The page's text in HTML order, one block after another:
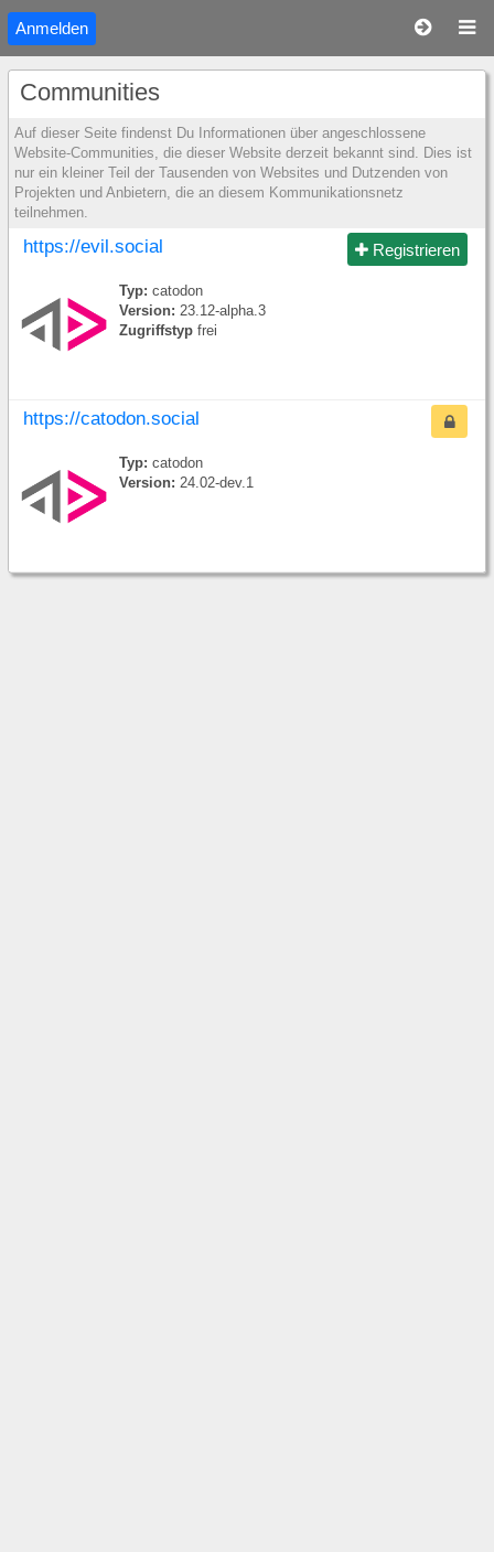
Anmelden
Communities
Auf dieser Seite findenst Du Informationen über angeschlossene
Website-Communities, die dieser Website derzeit bekannt sind. Dies ist
nur ein kleiner Teil der Tausenden von Websites und Dutzenden von
Projekten und Anbietern, die an diesem Kommunikationsnetz
teilnehmen.
Registrieren
https://evil.social
Typ: catodon
Version: 23.12-alpha.3
Zugriffstyp frei
https://catodon.social
Typ: catodon
Version: 24.02-dev.1